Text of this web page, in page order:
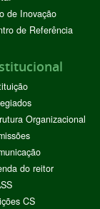
de Inovação
de Referência
Organizacional
do reitor
CS